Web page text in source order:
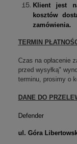
Klient jest
kosztów
zamówienia.
TERMIN
Czas na opłacenie
przed wysyłką"
terminu, prosimy o
DANE DO
Defender
ul. Góra